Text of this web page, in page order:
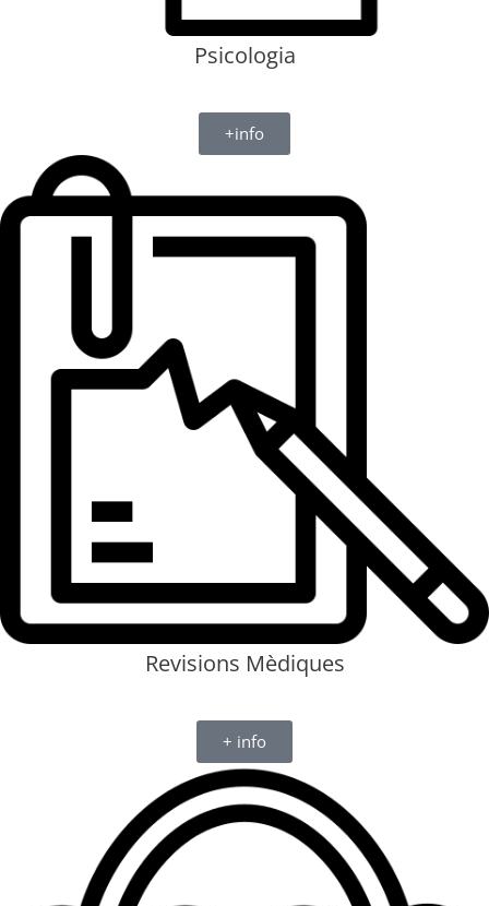
Psicologia​
+info
Revisions Mèdiques
+ info